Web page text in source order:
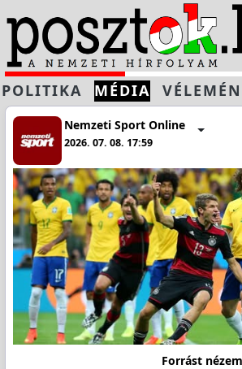
POLITIKA MÉDIA
Nemzeti Sport Online
2026. 07. 08. 17:59
Forrást